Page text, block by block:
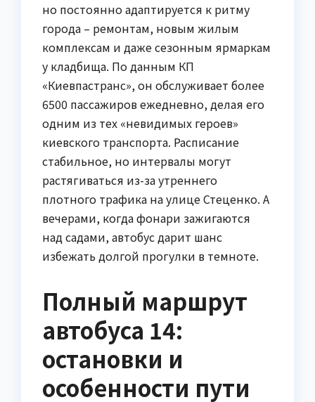
но постоянно адаптируется к ритму
города – ремонтам, новым жилым
комплексам и даже сезонным ярмаркам
у кладбища. По данным КП
«Киевпастранс», он обслуживает более
6500 пассажиров ежедневно, делая его
одним из тех «невидимых героев»
киевского транспорта. Расписание
стабильное, но интервалы могут
растягиваться из-за утреннего
плотного трафика на улице Стеценко. А
вечерами, когда фонари зажигаются
над садами, автобус дарит шанс
избежать долгой прогулки в темноте.
Полный маршрут
автобуса 14:
остановки и
особенности пути